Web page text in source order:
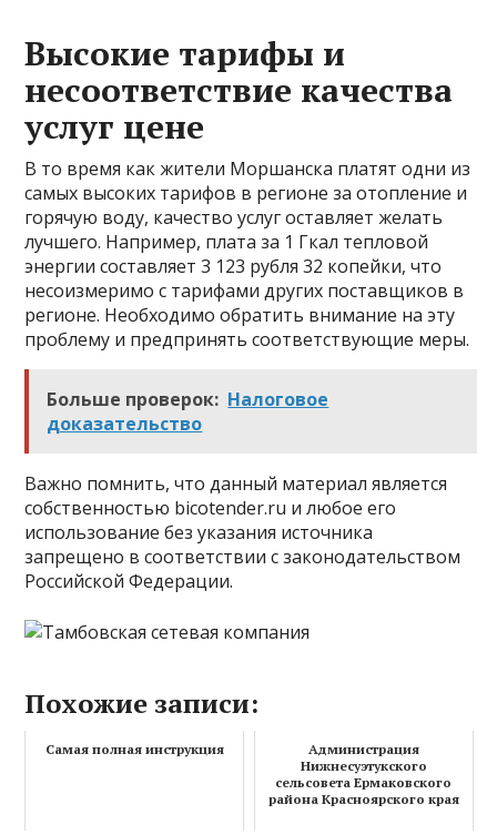
Высокие тарифы и
несоответствие качества
услуг цене
В то время как жители Моршанска платят одни из
самых высоких тарифов в регионе за отопление и
горячую воду, качество услуг оставляет желать
лучшего. Например, плата за 1 Гкал тепловой
энергии составляет 3 123 рубля 32 копейки, что
несоизмеримо с тарифами других поставщиков в
регионе. Необходимо обратить внимание на эту
проблему и предпринять соответствующие меры.
Больше проверок: Налоговое
доказательство
Важно помнить, что данный материал является
собственностью bicotender.ru и любое его
использование без указания источника
запрещено в соответствии с законодательством
Российской Федерации.
Похожие записи:
Самая полная инструкция
Администрация
Нижнесуэтукского
сельсовета Ермаковского
района Красноярского края